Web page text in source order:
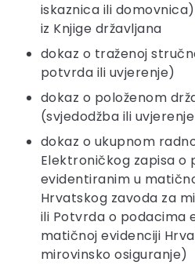
iskaznica ili
iz Knjige državljana
dokaz o traženoj
potvrda ili uvjerenje)
dokaz o položenom
(svjedodžba ili
dokaz o ukupnom
Elektroničkog zapisa o
evidentiranim u
Hrvatskog zavoda za
ili Potvrda o podacima
matičnoj evidenciji
mirovinsko osiguranje)